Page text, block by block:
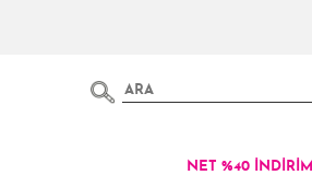
NET %40 İNDİRİM